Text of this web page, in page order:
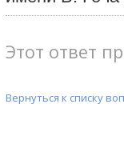
Этот ответ
Вернуться к списку